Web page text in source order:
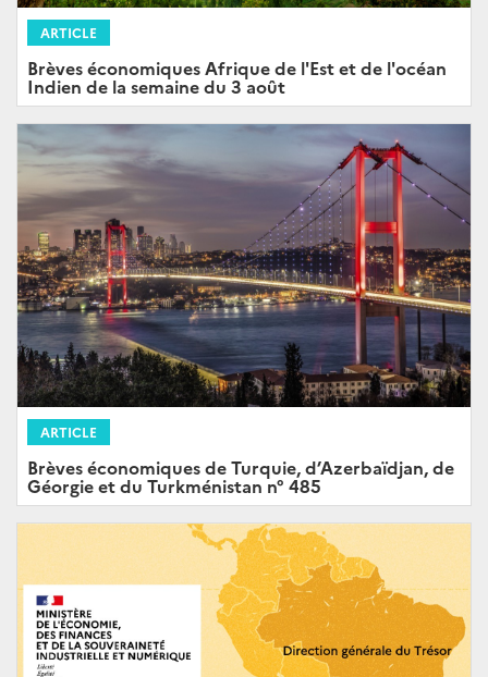
ARTICLE
Brèves économiques Afrique de l'Est et de l'océan
Indien de la semaine du 3 août
ARTICLE
Brèves économiques de Turquie, d’Azerbaïdjan, de
Géorgie et du Turkménistan n° 485